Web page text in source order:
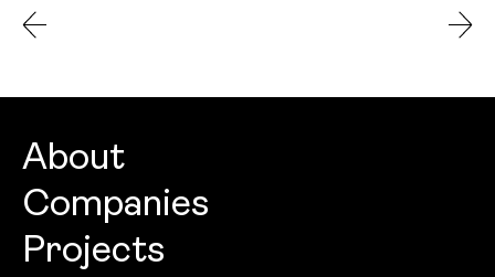
About
About
Culture
Companies
Openbook Architecture
Projects